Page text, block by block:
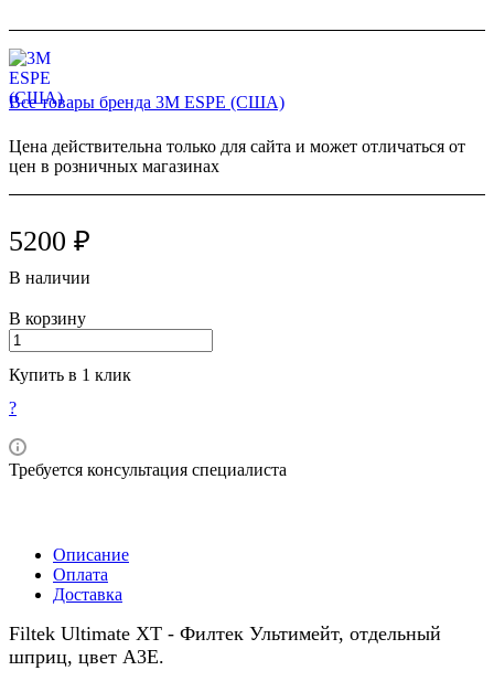
Все товары бренда 3M ESPE (США)
Цена действительна только для сайта и может отличаться от
цен в розничных магазинах
5200 ₽
В наличии
В корзину
Купить в 1 клик
?
Требуется консультация специалиста
Описание
Оплата
Доставка
Filtek Ultimate XT - Филтек Ультимейт, отдельный
шприц, цвет А3Е.